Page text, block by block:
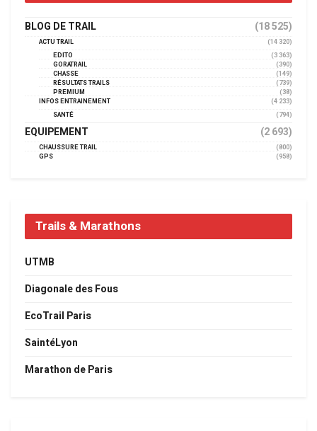
BLOG DE TRAIL (18 525)
ACTU TRAIL
(14 320)
EDITO
(3 363)
GORATRAIL
(390)
CHASSE
(149)
RÉSULTATS TRAILS
(739)
PREMIUM
(38)
INFOS ENTRAINEMENT
(4 233)
SANTÉ
(794)
EQUIPEMENT (2 693)
CHAUSSURE TRAIL
(800)
GPS
(958)
Trails & Marathons
UTMB
Diagonale des Fous
EcoTrail Paris
SaintéLyon
Marathon de Paris